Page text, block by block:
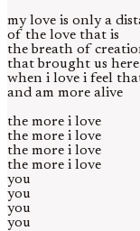
my love is only a
of the love that is
the breath of
that brought us
when i love i feel
and am more alive
the more i love
the more i love
the more i love
the more i love
you
you
you
you